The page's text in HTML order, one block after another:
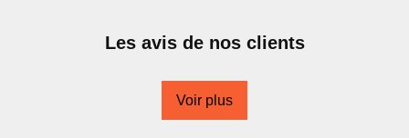
Les avis de nos clients
Voir plus